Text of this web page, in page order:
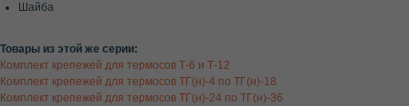
Шайба
Товары из этой же серии:
Комплект крепежей для термосов Т-6 и Т-12
Комплект крепежей для термосов ТГ(н)-4 по ТГ(н)-18
Комплект крепежей для термосов ТГ(н)-24 по ТГ(н)-36